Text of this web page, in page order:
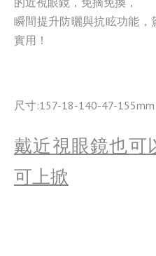
瞬間提升防曬與抗眩功能，
實用！
尺寸:157-18-140-47-
戴近視眼鏡也可
可上掀